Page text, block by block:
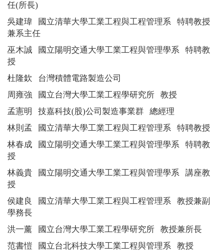
任(所長)
吳建瑋
國立清華大學工業工程與工程管理系 特聘教授
兼系主任
巫木誠
國立陽明交通大學工業工程與管理學系
特聘教
授
杜隆欽
台灣積體電路製造公司
周雍強
國立台灣大學工業工程學研究所
教授
孟憲明
技嘉科技(股)公司製造事業群
總經理
林則孟
國立清華大學工業工程與工程管理系 特聘教授
林春成
國立陽明交通大學工業工程與管理學系
特聘教
授
林義貴
國立陽明交通大學工業工程與管理學系
講座教
授
侯建良
國立清華大學工業工程與工程管理系
教授兼副
學務長
洪一薰
國立台灣大學工業工程學研究所
教授兼所長
范書愷
國立台北科技大學工業工程與管理系
教授